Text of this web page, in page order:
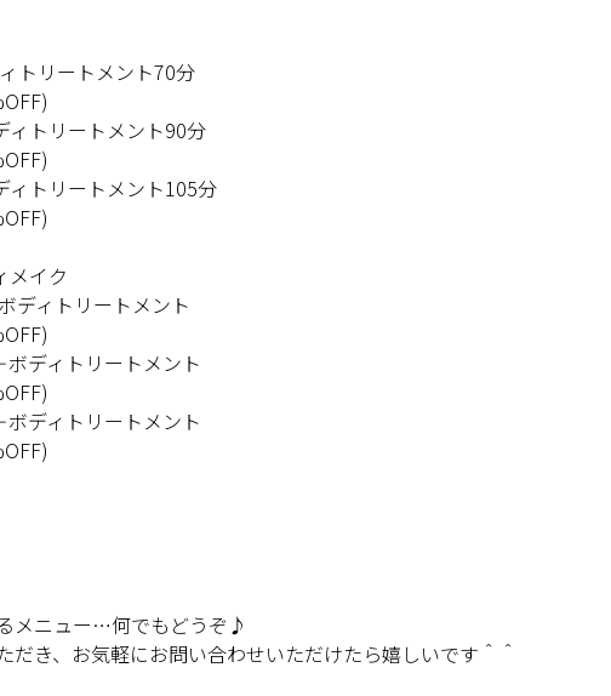
トリートメント70分
ィトリートメント90分
ィトリートメント105分
メイク
ディトリートメント
ディトリートメント
ディトリートメント
メニュー…何でもどうぞ♪
だき、お気軽にお問い合わせいただけたら嬉しいです＾＾